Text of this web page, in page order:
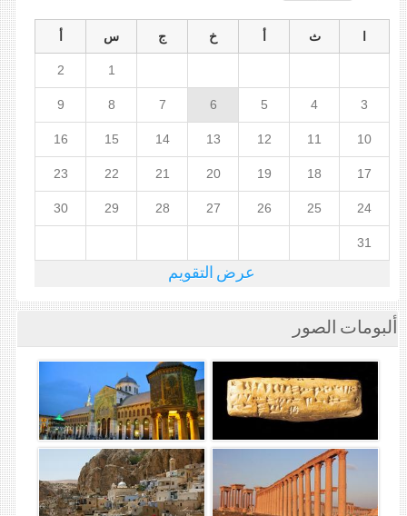
ث خ ج س
1
2
3
4
5
6
7
8
9
10
11
12
13
14
15
16
17
18
19
20
21
22
23
24
25
26
27
28
29
30
31
عرض التقويم
ألبومات الصور